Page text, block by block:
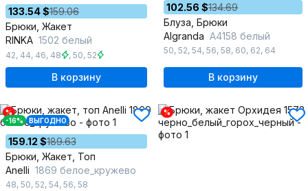
133.54 $159.06
Брюки, Жакет
RINKA 1502 белый
42, 44, 46, 48 , 50, 52
В корзину
102.56 $134.69
Блуза, Брюки
Algranda А4158 белый
50, 52, 54, 56, 58, 60, 62, 64
В корзину
%
-16%
ВЫГОДНО
159.12 $189.63
Брюки, Жакет, Топ
Anelli 1869 белое_кружево
48, 50, 52, 54, 56, 58
%